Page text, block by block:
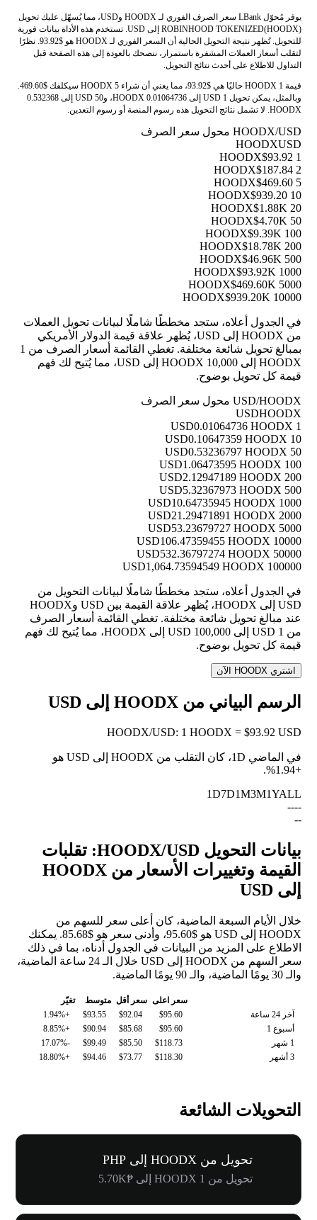
يوفر مُحوّل LBank سعر الصرف الفوري لـ HOODX وUSD، مما يُسهّل عليك تحويل
ROBINHOOD TOKENIZED(HOODX) إلى USD. تستخدم هذه الأداة بيانات فورية
للتحويل. تُظهر نتيجة التحويل الحالية أن السعر الفوري لـ HOODX هو $93.92. نظرًا
لتقلب أسعار العملات المشفرة باستمرار، ننصحك بالعودة إلى هذه الصفحة قبل
التداول للاطلاع على أحدث نتائج التحويل.
قيمة 1 HOODX حاليًا هي $93.92، مما يعني أن شراء 5 HOODX سيكلفك $469.60.
وبالمثل، يمكن تحويل 1 USD إلى 0.01064736 HOODX، و50 USD إلى 0.532368
HOODX. لا تشمل نتائج التحويل هذه رسوم المنصة أو رسوم التعدين.
HOODX/USD محول سعر الصرف
HOODXUSD
1 HOODX
$93.92
2 HOODX
$187.84
5 HOODX
$469.60
10 HOODX
$939.20
20 HOODX
$1.88K
50 HOODX
$4.70K
100 HOODX
$9.39K
200 HOODX
$18.78K
500 HOODX
$46.96K
1000 HOODX
$93.92K
5000 HOODX
$469.60K
10000 HOODX
$939.20K
في الجدول أعلاه، ستجد مخططًا شاملًا لبيانات تحويل العملات
من HOODX إلى USD، يُظهر علاقة قيمة الدولار الأمريكي
بمبالغ تحويل شائعة مختلفة. تغطي القائمة أسعار الصرف من 1
HOODX إلى 10,000 HOODX إلى USD، مما يُتيح لك فهم
قيمة كل تحويل بوضوح.
USD/HOODX محول سعر الصرف
USDHOODX
1 USD
0.01064736 HOODX
10 USD
0.10647359 HOODX
50 USD
0.53236797 HOODX
100 USD
1.06473595 HOODX
200 USD
2.12947189 HOODX
500 USD
5.32367973 HOODX
1000 USD
10.64735945 HOODX
2000 USD
21.29471891 HOODX
5000 USD
53.23679727 HOODX
10000 USD
106.47359455 HOODX
50000 USD
532.36797274 HOODX
100000 USD
1,064.73594549 HOODX
في الجدول أعلاه، ستجد مخططًا شاملًا لبيانات التحويل من
USD إلى HOODX، يُظهر علاقة القيمة بين USD وHOODX
عند مبالغ تحويل شائعة مختلفة. تغطي القائمة أسعار الصرف
من 1 USD إلى 100,000 USD إلى HOODX، مما يُتيح لك فهم
قيمة كل تحويل بوضوح.
اشتري HOODX الآن
الرسم البياني من HOODX إلى USD
HOODX/USD: 1 HOODX = $93.92 USD
في الماضي 1D، كان التقلب من HOODX إلى USD هو
+1.94%
.
1D7D1M3M1YALL
--
--
--
بيانات التحويل HOODX/USD: تقلبات
القيمة وتغييرات الأسعار من HOODX
إلى USD
خلال الأيام السبعة الماضية، كان أعلى سعر للسهم من
HOODX إلى USD هو $95.60، وأدنى سعر هو $85.68. يمكنك
الاطلاع على المزيد من البيانات في الجدول أدناه، بما في ذلك
سعر السهم من HOODX إلى USD خلال الـ 24 ساعة الماضية،
والـ 30 يومًا الماضية، والـ 90 يومًا الماضية.
سعر اعلى سعر أقل متوسط
تغيّر
آخر 24 ساعة
$95.60
$92.04
$93.55
+1.94%
أسبوع 1
$95.60
$85.68
$90.94
+8.85%
1 شهر
$118.73
$85.50
$99.49
-17.07%
3 أشهر
$118.30
$73.77
$94.46
+18.80%
التحويلات الشائعة
تحويل من HOODX إلى PHP
تحويل من 1 HOODX إلى ₱5.70K